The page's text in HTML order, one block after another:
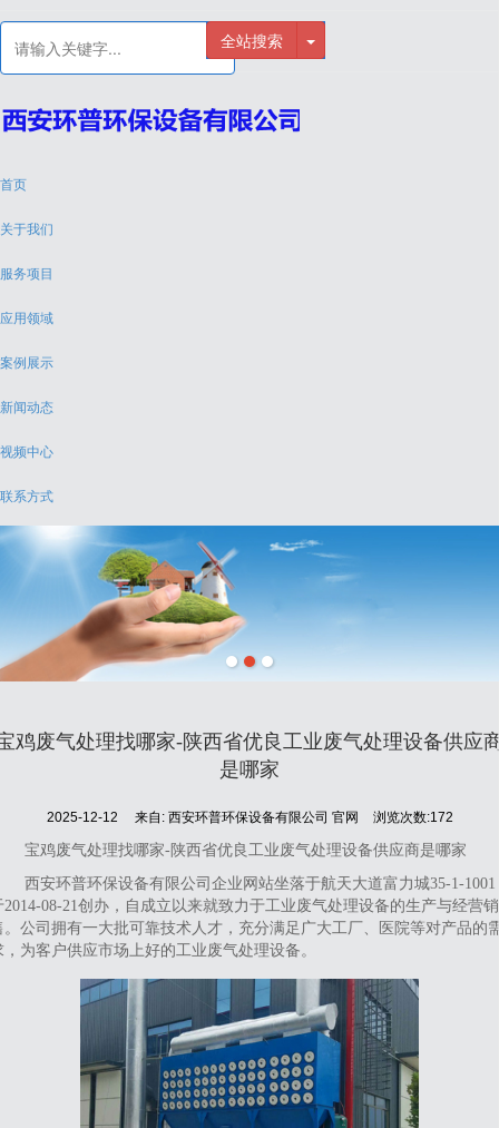
全站搜索
首页
关于我们
服务项目
应用领域
案例展示
新闻动态
视频中心
联系方式
鸡废气处理找哪家-陕西省优良工业废气处理设备供应
是哪家
2025-12-12 来自: 西安环普环保设备有限公司 官网 浏览次数:172
宝鸡废气处理找哪家-陕西省优良工业废气处理设备供应商是哪家
西安环普环保设备有限公司企业网站坐落于航天大道富力城35-1-1001
2014-08-21创办，自成立以来就致力于工业废气处理设备的生产与经营销
。公司拥有一大批可靠技术人才，充分满足广大工厂、医院等对产品的
，为客户供应市场上好的工业废气处理设备。